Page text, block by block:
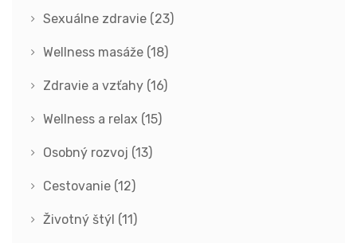
Sexuálne zdravie (23)
Wellness masáže (18)
Zdravie a vzťahy (16)
Wellness a relax (15)
Osobný rozvoj (13)
Cestovanie (12)
Životný štýl (11)